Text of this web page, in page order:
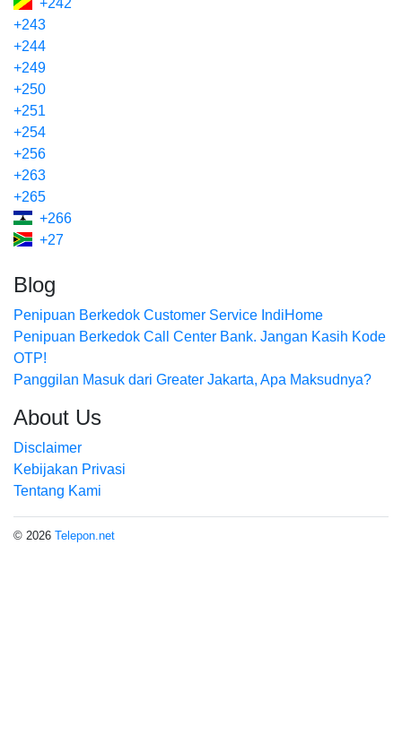
+242
+243
+244
+249
+250
+251
+254
+256
+263
+265
+266
+27
Blog
Penipuan Berkedok Customer Service IndiHome
Penipuan Berkedok Call Center Bank. Jangan Kasih Kode
OTP!
Panggilan Masuk dari Greater Jakarta, Apa Maksudnya?
About Us
Disclaimer
Kebijakan Privasi
Tentang Kami
© 2026 Telepon.net